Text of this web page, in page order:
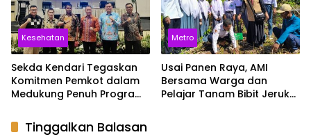
Kesehatan
Sekda Kendari Tegaskan
Komitmen Pemkot dalam
Medukung Penuh Program
Metro
Usai Panen Raya, AMI
Bersama Warga dan
Pelajar Tanam Bibit Jeruk
Tinggalkan Balasan